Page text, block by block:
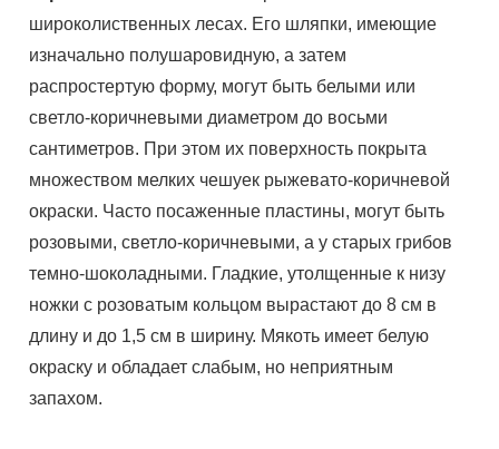
широколиственных лесах. Его шляпки, имеющие
изначально полушаровидную, а затем
распростертую форму, могут быть белыми или
светло-коричневыми диаметром до восьми
сантиметров. При этом их поверхность покрыта
множеством мелких чешуек рыжевато-коричневой
окраски. Часто посаженные пластины, могут быть
розовыми, светло-коричневыми, а у старых грибов
темно-шоколадными. Гладкие, утолщенные к низу
ножки с розоватым кольцом вырастают до 8 см в
длину и до 1,5 см в ширину. Мякоть имеет белую
окраску и обладает слабым, но неприятным
запахом.